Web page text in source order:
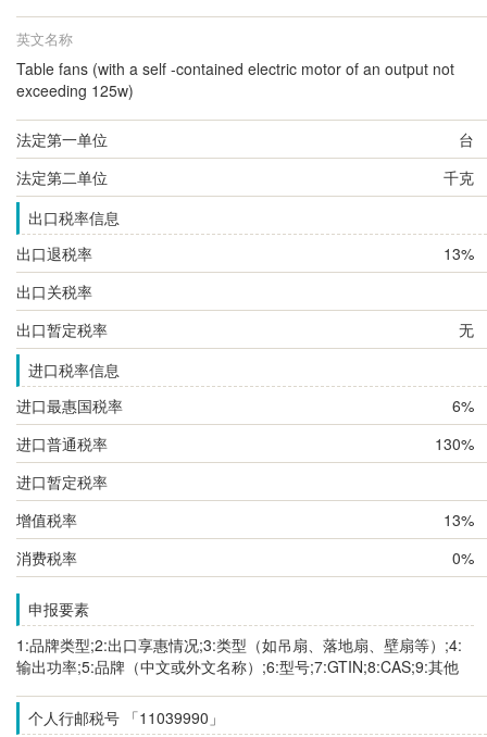
英文名称
Table fans (with a self -contained electric motor of an output not
exceeding 125w)
法定第一单位
台
法定第二单位
千克
出口税率信息
出口退税率
13%
出口关税率
出口暂定税率
无
进口税率信息
进口最惠国税率
6%
进口普通税率
130%
进口暂定税率
增值税率
13%
消费税率
0%
申报要素
1:品牌类型;2:出口享惠情况;3:类型（如吊扇、落地扇、壁扇等）;4:
输出功率;5:品牌（中文或外文名称）;6:型号;7:GTIN;8:CAS;9:其他
个人行邮税号 「11039990」